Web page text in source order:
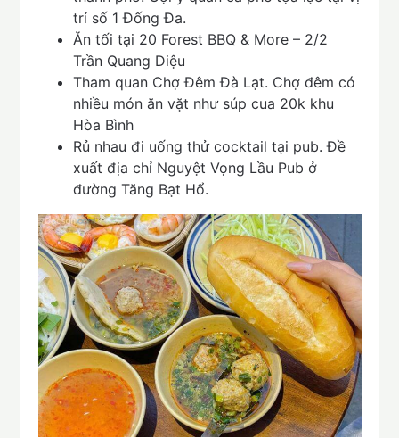
trí số 1 Đống Đa.
Ăn tối tại 20 Forest BBQ & More – 2/2
Trần Quang Diệu
Tham quan Chợ Đêm Đà Lạt. Chợ đêm có
nhiều món ăn vặt như súp cua 20k khu
Hòa Bình
Rủ nhau đi uống thử cocktail tại pub. Đề
xuất địa chỉ Nguyệt Vọng Lầu Pub ở
đường Tăng Bạt Hổ.